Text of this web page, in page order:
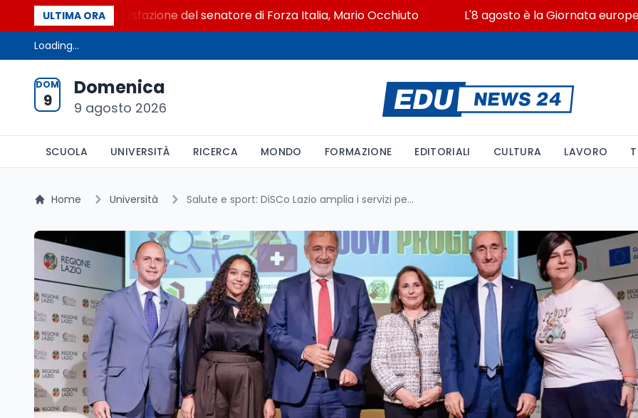
ULTIMA ORA
La soddisfazione del senatore di Forza Italia, Mario Occhiuto L'8 agosto è la Giornata europea in
Loading...
DOM
9
Domenica
9 agosto 2026
SCUOLA UNIVERSITÀ RICERCA MONDO FORMAZIONE EDITORIALI CULTURA LAVORO
Home Università Salute e sport: DiSCo Lazio amplia i servizi per gli universitari